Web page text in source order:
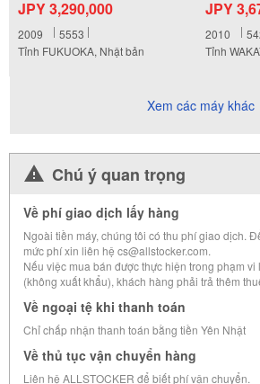
JPY 3,290,000
2009
5553
Tỉnh FUKUOKA, Nhật bản
JPY
2010
Tỉnh
Xem các máy khác
Chú ý quan trọng
Về phí giao dịch lấy hàng
Ngoài tiền máy, chúng tôi có thu phí giao dịch.
mức phí xin liên hệ cs@allstocker.com.
Nếu việc mua bán được thực hiện trong phạm vi
(không xuất khẩu), khách hàng phải trả thêm
Về ngoại tệ khi thanh toán
Chỉ chấp nhận thanh toán bằng tiền Yên Nhật
Về thủ tục vận chuyển hàng
Liên hệ ALLSTOCKER để biết phí vận chuyển.